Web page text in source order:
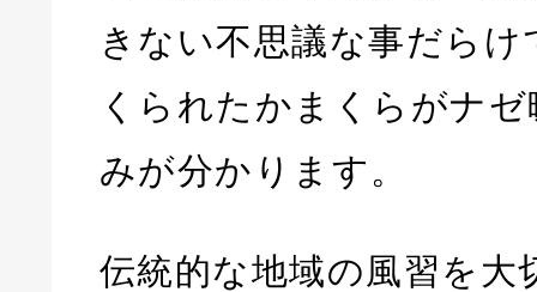
きない不思議な事だら
くられたかまくらがナ
みが分かります。
伝統的な地域の風習を大